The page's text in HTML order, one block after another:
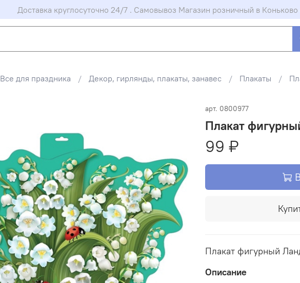
Доставка круглосуточно 24/7 . Самовывоз Магазин розничный в
Все для праздника Декор, гирлянды, плакаты, занавес Плакаты
арт. 0800977
Плакат
99 ₽
Плакат фигурный
Описание